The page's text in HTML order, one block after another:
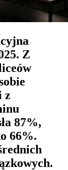
Z
z
87%,
66%.